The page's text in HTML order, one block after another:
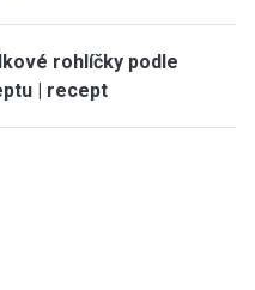
rohlíčky podle
| recept